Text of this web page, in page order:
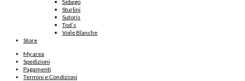
Sebago
Sturlini
Sutoris
Tod’s
Voile Blanche
Store
My area
Spedizioni
Pagamenti
Termini e Condizioni